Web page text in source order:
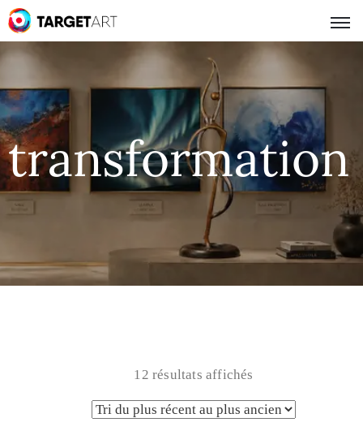
transformation
12 résultats affichés